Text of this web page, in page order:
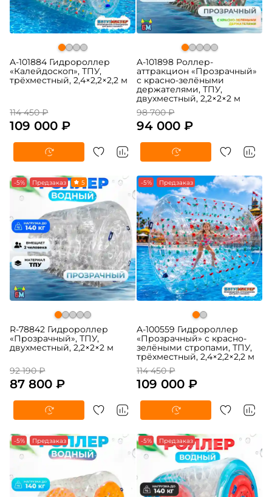
A-101884 Гидророллер
«Калейдоскоп», ТПУ,
трёхместный, 2,4×2,2×2,2 м
114 450 ₽
109 000 ₽
A-101898 Роллер-
аттракцион «Прозрачный»
с красно-зелёными
держателями, ТПУ,
двухместный, 2,2×2×2 м
98 700 ₽
94 000 ₽
-5% Предзаказ 5
R-78842 Гидророллер
«Прозрачный», ТПУ,
двухместный, 2,2×2×2 м
92 190 ₽
87 800 ₽
-5% Предзаказ
A-100559 Гидророллер
«Прозрачный» с красно-
зелёными стропами, ТПУ,
трёхместный, 2,4×2,2×2,2 м
114 450 ₽
109 000 ₽
-5% Предзаказ -5% Предзаказ